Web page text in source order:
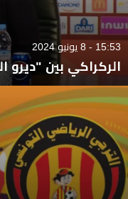
15:53 - 8 يونيو 2024
الركراكي بين "ديرو